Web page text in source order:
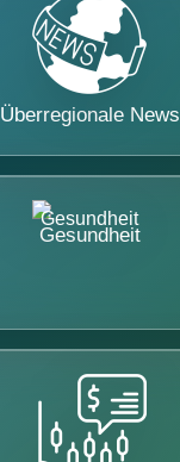
Überregionale News
Gesundheit